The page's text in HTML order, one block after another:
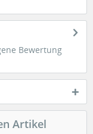
Bewertung
Artikel